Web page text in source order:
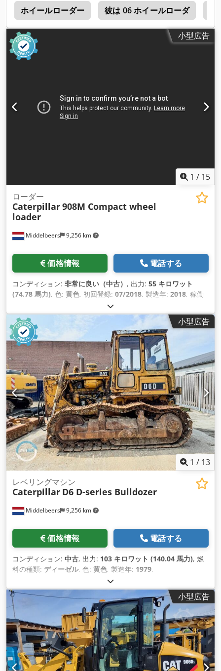
ホイールローダー 彼は 06 ホイールローダ
小型広告
1 / 15
Middelbeers 9,256 km
ローダー
Caterpillar908M Compact wheel
loader
価格情報 電話する
コンディション: 非常に良い（中古） , 出力: 55 キロワット
(74.78 馬力), 色: 黄色, 初回登録: 07/2018, 製造年: 2018, 稼働
キャビン, 車載コンピュータ
小型広告
1 / 13
Middelbeers 9,256 km
レベリングマシン
Caterpillar D6 D-series Bulldozer
価格情報 電話する
コンディション: 中古, 出力: 103 キロワット (140.04 馬力), 燃
料の種類: ディーゼル, 色: 黄色, 製造年: 1979,
小型広告